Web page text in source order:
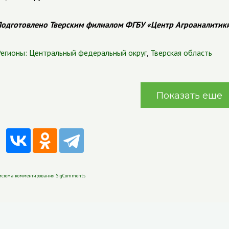
Тверским филиалом ФГБУ «Центр
Центральный федеральный округ, Тверская область
Показать еще
комментирования SigComments